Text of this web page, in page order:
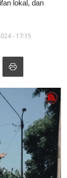
lokal, dan
- 17:15